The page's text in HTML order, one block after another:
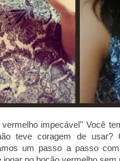
impecável" Você
teve coragem de
um passo a passo